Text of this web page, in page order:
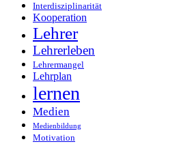
Interdisziplinarität
Kooperation
Lehrer
Lehrerleben
Lehrermangel
Lehrplan
lernen
Medien
Medienbildung
Motivation